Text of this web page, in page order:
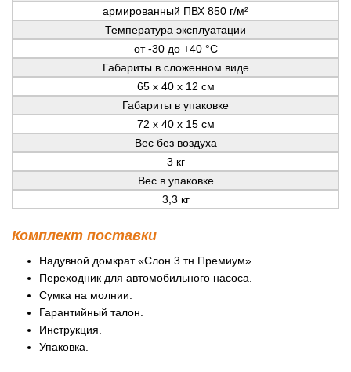
армированный ПВХ 850 г/м²
Температура эксплуатации
от -30 до +40 °C
Габариты в сложенном виде
65 х 40 х 12 см
Габариты в упаковке
72 х 40 х 15 см
Вес без воздуха
3 кг
Вес в упаковке
3,3 кг
Комплект поставки
Надувной домкрат «Слон 3 тн Премиум».
Переходник для автомобильного насоса.
Сумка на молнии.
Гарантийный талон.
Инструкция.
Упаковка.